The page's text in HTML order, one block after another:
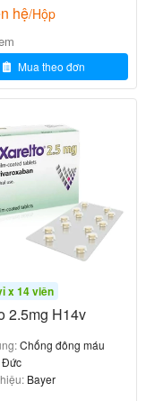
cùng bữa ăn để
nhai, bẻ, hoặc
đảm bảo hiệu
tăng hoặc giảm
sĩ có thể làm
hiệu quả điều
nhân cần được
hệ/Hộp
Mua theo đơn
x 14 viên
2.5mg H14v
Chống đông máu
Đức
Bayer